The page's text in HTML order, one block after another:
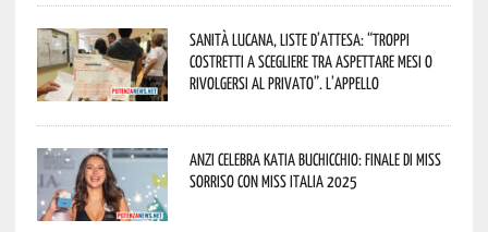
Sanità lucana, liste d’attesa: “Troppi
costretti a scegliere tra aspettare mesi o
rivolgersi al privato”. L’appello
Anzi celebra Katia Buchicchio: finale di Miss
Sorriso con Miss Italia 2025